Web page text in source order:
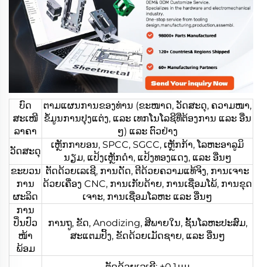
ບົດ
ສະເໜີ
ລາຄາ
ຕາມແຜນການຂອງທ່ານ (ຂະໜາດ, ວັດສະດຸ, ຄວາມໜາ,
ຂໍ້ມູນການປຸງແຕ່ງ, ແລະ ເທກໂນໂລຊີທີ່ຕ້ອງການ ແລະ ອື່ນ
ໆ) ແລະ ຕົວຢ່າງ
ວັດສະດຸ
ເຫຼັກກາບອນ, SPCC, SGCC, ເຫຼັກກ້າ, ໂລຫະອາລູມິ
ນຽມ, ແປ້ງເຫຼັກດຳ, ແປ້ງທອງແດງ, ແລະ ອື່ນໆ
ຂະບວນ
ການ
ຜະລິດ
ຕັດດ້ວຍເລເຊີ, ການດັດ, ຕີດ້ວຍຄວາມແທ້ຈິງ, ການເຈາະ
ດ້ວຍເຄື່ອງ CNC, ການເກັບດ້າຍ, ການເຊື່ອມໂພ້, ການຂຸດ
ເຈາະ, ການເຊື່ອມໂລຫະ ແລະ ອື່ນໆ
ການ
ປິ່ນປົວ
ໜ້າ
ພ້ອມ
ການຖູ, ຂັດ, Anodizing, ສີພາຍໃນ, ຊັ້ນໂລຫະປະສົມ,
ສະແຕມປິ້ງ, ຂັດດ້ວຍເມັດຊາຍ, ແລະ ອື່ນໆ